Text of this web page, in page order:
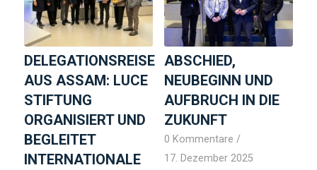
DELEGATIONSREISE
AUS ASSAM: LUCE
STIFTUNG
ORGANISIERT UND
BEGLEITET
INTERNATIONALE
ABSCHIED,
NEUBEGINN UND
AUFBRUCH IN DIE
ZUKUNFT
0 Kommentare /
17. Dezember 2025